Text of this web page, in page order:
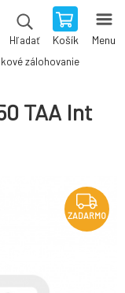
Hľadať Košík Menu
zálohovanie
TAA Int
ZADARMO